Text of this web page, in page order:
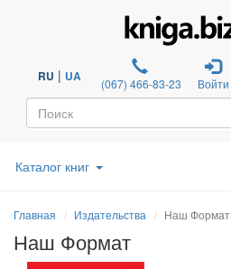
RU | UA (067) 466-83-23 Войти
Каталог книг
Главная Издательства Наш Формат
Наш Формат